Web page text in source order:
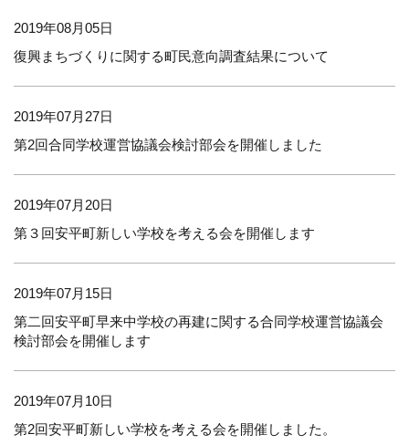
2019年08月05日
復興まちづくりに関する町民意向調査結果について
2019年07月27日
第2回合同学校運営協議会検討部会を開催しました
2019年07月20日
第３回安平町新しい学校を考える会を開催します
2019年07月15日
第二回安平町早来中学校の再建に関する合同学校運営協議会
検討部会を開催します
2019年07月10日
第2回安平町新しい学校を考える会を開催しました。